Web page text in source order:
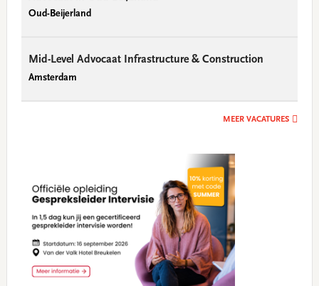
Oud-Beijerland
Mid-Level Advocaat Infrastructure & Construction
Amsterdam
MEER VACATURES